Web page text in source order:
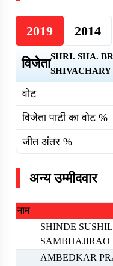
2019 2014
विजेताSHRI. SHA.
वोट
विजेता पार्टी का वोट %
जीत अंतर %
अन्य उम्मीदवार
नाम
SHINDE
SAMBHAJIRAO
AMBEDKAR